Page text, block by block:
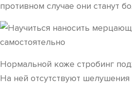
противном случае они станут
Нормальной коже стробинг
На ней отсутствуют шелушения